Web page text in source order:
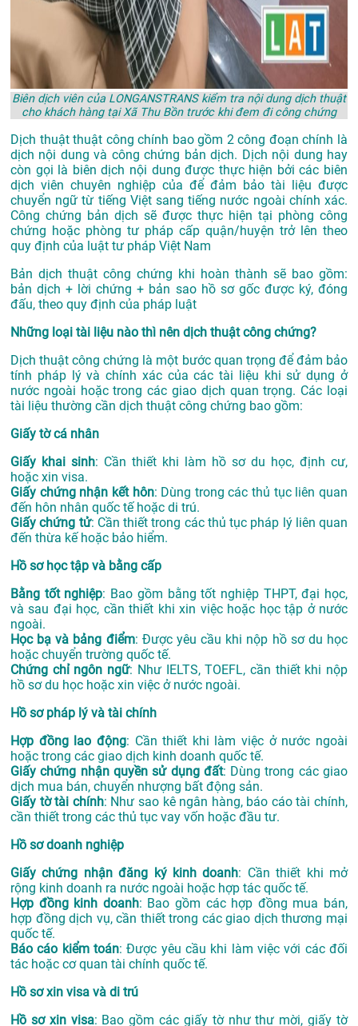
Biên dịch viên của LONGANSTRANS kiểm tra nội dung dịch thuật
cho khách hàng tại Xã Thu Bồn trước khi đem đi công chứng
Dịch thuật thuật công chính bao gồm 2 công đoạn chính là
dịch nội dung và công chứng bản dịch. Dịch nội dung hay
còn gọi là biên dịch nội dung được thực hiện bởi các biên
dịch viên chuyên nghiệp của để đảm bảo tài liệu được
chuyển ngữ từ tiếng Việt sang tiếng nước ngoài chính xác.
Công chứng bản dịch sẽ được thực hiện tại phòng công
chứng hoặc phòng tư pháp cấp quận/huyện trở lên theo
quy định của luật tư pháp Việt Nam
Bản dịch thuật công chứng khi hoàn thành sẽ bao gồm:
bản dịch + lời chứng + bản sao hồ sơ gốc được ký, đóng
đấu, theo quy định của pháp luật
Những loại tài liệu nào thì nên dịch thuật công chứng?
Dịch thuật công chứng là một bước quan trọng để đảm bảo
tính pháp lý và chính xác của các tài liệu khi sử dụng ở
nước ngoài hoặc trong các giao dịch quan trọng. Các loại
tài liệu thường cần dịch thuật công chứng bao gồm:
Giấy tờ cá nhân
Giấy khai sinh: Cần thiết khi làm hồ sơ du học, định cư,
hoặc xin visa.
Giấy chứng nhận kết hôn: Dùng trong các thủ tục liên quan
đến hôn nhân quốc tế hoặc di trú.
Giấy chứng tử: Cần thiết trong các thủ tục pháp lý liên quan
đến thừa kế hoặc bảo hiểm.
Hồ sơ học tập và bằng cấp
Bằng tốt nghiệp: Bao gồm bằng tốt nghiệp THPT, đại học,
và sau đại học, cần thiết khi xin việc hoặc học tập ở nước
ngoài.
Học bạ và bảng điểm: Được yêu cầu khi nộp hồ sơ du học
hoặc chuyển trường quốc tế.
Chứng chỉ ngôn ngữ: Như IELTS, TOEFL, cần thiết khi nộp
hồ sơ du học hoặc xin việc ở nước ngoài.
Hồ sơ pháp lý và tài chính
Hợp đồng lao động: Cần thiết khi làm việc ở nước ngoài
hoặc trong các giao dịch kinh doanh quốc tế.
Giấy chứng nhận quyền sử dụng đất: Dùng trong các giao
dịch mua bán, chuyển nhượng bất động sản.
Giấy tờ tài chính: Như sao kê ngân hàng, báo cáo tài chính,
cần thiết trong các thủ tục vay vốn hoặc đầu tư.
Hồ sơ doanh nghiệp
Giấy chứng nhận đăng ký kinh doanh: Cần thiết khi mở
rộng kinh doanh ra nước ngoài hoặc hợp tác quốc tế.
Hợp đồng kinh doanh: Bao gồm các hợp đồng mua bán,
hợp đồng dịch vụ, cần thiết trong các giao dịch thương mại
quốc tế.
Báo cáo kiểm toán: Được yêu cầu khi làm việc với các đối
tác hoặc cơ quan tài chính quốc tế.
Hồ sơ xin visa và di trú
Hồ sơ xin visa: Bao gồm các giấy tờ như thư mời, giấy tờ